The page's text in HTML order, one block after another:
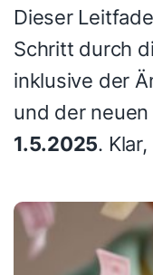
Dieser
Schritt durch
inklusive der
und der
1.5.2025.